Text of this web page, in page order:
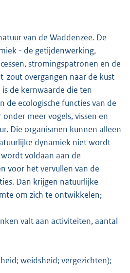
van de Waddenzee. De
- de getijdenwerking,
stromingspatronen en de
zout overgangen naar de kust
de kernwaarde die ten
de ecologische functies van de
meer vogels, vissen en
Die organismen kunnen alleen
dynamiek niet wordt
voldaan aan de
voor het vervullen van de
Dan krijgen natuurlijke
om zich te ontwikkelen;
valt aan activiteiten, aantal
weidsheid; vergezichten);